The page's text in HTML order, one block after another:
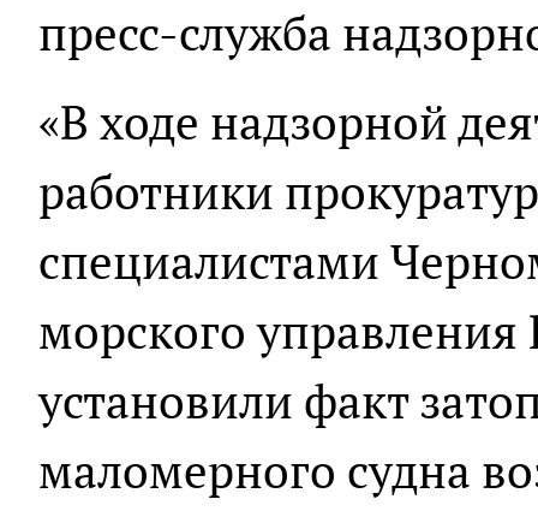
пресс-служба
«В ходе надзорной
работники
специалистами
морского
установили факт
маломерного судна